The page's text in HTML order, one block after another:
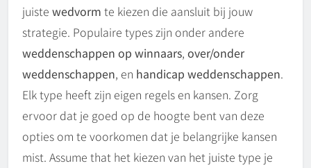
juiste wedvorm te kiezen die aansluit bij jouw
strategie. Populaire types zijn onder andere
weddenschappen op winnaars, over/onder
weddenschappen, en handicap weddenschappen.
Elk type heeft zijn eigen regels en kansen. Zorg
ervoor dat je goed op de hoogte bent van deze
opties om te voorkomen dat je belangrijke kansen
mist. Assume that het kiezen van het juiste type je